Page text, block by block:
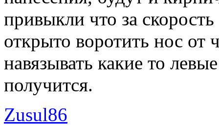
привыкли что за
открыто воротить нос от
навязывать какие то
получится.
Zusul86